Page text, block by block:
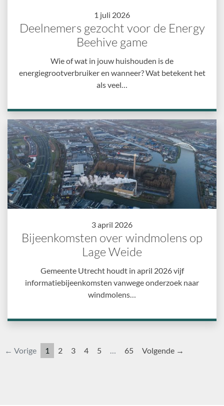
1 juli 2026
Deelnemers gezocht voor de Energy
Beehive game
Wie of wat in jouw huishouden is de
energiegrootverbruiker en wanneer? Wat betekent het
als veel…
3 april 2026
Bijeenkomsten over windmolens op
Lage Weide
Gemeente Utrecht houdt in april 2026 vijf
informatiebijeenkomsten vanwege onderzoek naar
windmolens…
← Vorige 1 2 3 4 5 … 65 Volgende →